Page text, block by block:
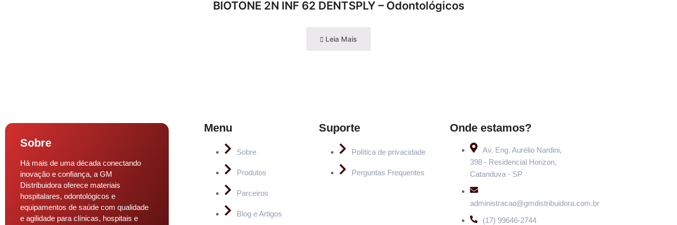
BIOTONE 2N INF 62 DENTSPLY – Odontológicos
Leia Mais
Sobre
Há mais de uma década conectando
inovação e confiança, a GM
Distribuidora oferece materiais
hospitalares, odontológicos e
equipamentos de saúde com qualidade
e agilidade para clínicas, hospitais e
Menu
Sobre
Produtos
Parceiros
Blog e Artigos
Suporte
Política de privacidade
Perguntas Frequentes
Onde estamos?
Av. Eng. Aurélio Nardini,
398 - Residencial Horizon,
Catanduva - SP
administracao@gmdistribuidora.com.br
(17) 99646-2744